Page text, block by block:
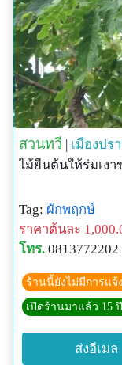
สวนทวี | เมืองปร
ไม้ยืนต้นให้ร่มเง
Tag: ผักพฤกษ์
ราคาต้นละ
โทร.
ร้านนี้ยังไม่มีการแจ้
เปิดร้านมาแล้ว 15
ส่งอีเมล